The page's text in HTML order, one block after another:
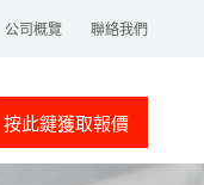
公司概覽 聯絡我們
按此鍵獲取報價